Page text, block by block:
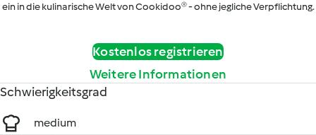
ein in die kulinarische Welt von Cookidoo® - ohne jegliche Verpflichtung.
Kostenlos registrieren
Weitere Informationen
Schwierigkeitsgrad
medium